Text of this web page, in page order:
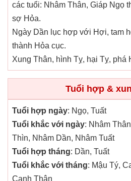
các tuổi: Nhâm Thân, Giáp Ngọ
sợ Hỏa.
Ngày Dần lục hợp với Hợi, tam
thành Hỏa cục.
Xung Thân, hình Tỵ, hại Tỵ, phá
Tuổi hợp &
Tuổi hợp ngày: Ngọ, Tuất
Tuổi khắc với ngày: Nhâm
Thìn, Nhâm Dần, Nhâm Tuất
Tuổi hợp tháng: Dần, Tuất
Tuổi khắc với tháng: Mậu Tý,
Canh Thân